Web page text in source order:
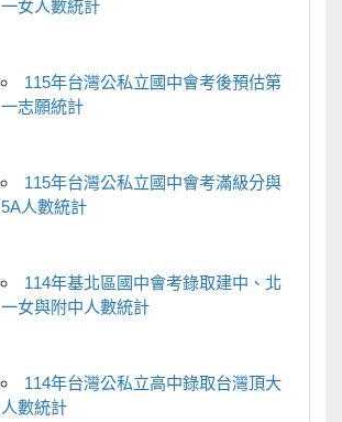
一女人數統計
115年台灣公私立國中會考後預估第
一志願統計
115年台灣公私立國中會考滿級分與
5A人數統計
114年基北區國中會考錄取建中、北
一女與附中人數統計
114年台灣公私立高中錄取台灣頂大
人數統計